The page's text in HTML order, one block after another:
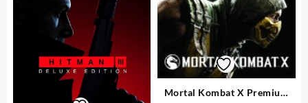
Mortal Kombat X Premium